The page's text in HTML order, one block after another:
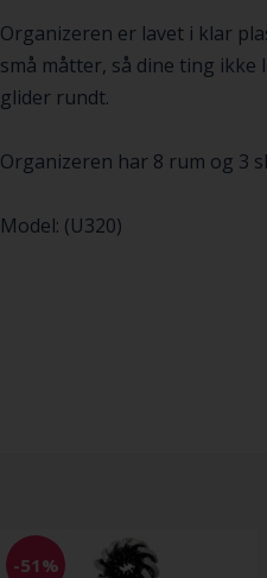
Organizeren er lavet i klar
små måtter, så dine ting
glider rundt.
Organizeren har 8 rum og 3
Model: (U320)
-51%